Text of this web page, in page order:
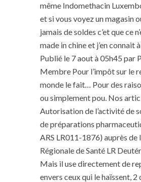
même Indomethacin
et si vous voyez un magasin
jamais de soldes c’et que ce
made in chine et j’en connait
Publié le 7 aout à 05h45 par
Membre Pour l’impôt sur le
monde le fait… Pour des
ou simplement pou. Nos
Autorisation de l’activité de
de préparations
ARS LR011-1876) auprès de
Régionale de Santé LR
Mais il use directement de
envers ceux qui le haïssent, 2